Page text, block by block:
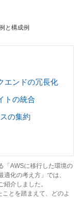
と構成例
エンドの冗長化
トの統合
の集約
「AWSに移行した環境の
化の考え方」では、
介しました。
とを踏まえて、どのよ